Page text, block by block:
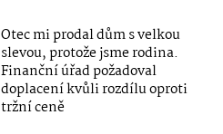
Otec mi prodal dům s velkou
slevou, protože jsme rodina.
Finanční úřad požadoval
doplacení kvůli rozdílu oproti
tržní ceně